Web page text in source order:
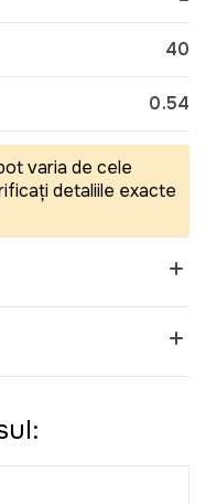
40
0.54
varia de cele
detaliile exacte